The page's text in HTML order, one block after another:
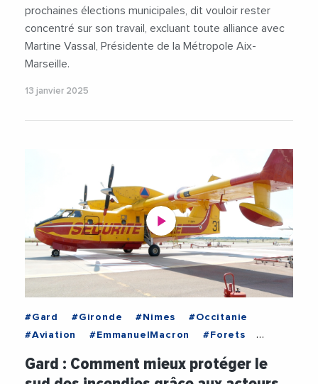
prochaines élections municipales, dit vouloir rester
concentré sur son travail, excluant toute alliance avec
Martine Vassal, Présidente de la Métropole Aix-
Marseille.
13 janvier 2025
#Gard #Gironde #Nimes
#Occitanie
#Aviation
#EmmanuelMacron
#Forets
#Pompiers
#Prevention #SDIS
#Securite
Gard : Comment mieux protéger le